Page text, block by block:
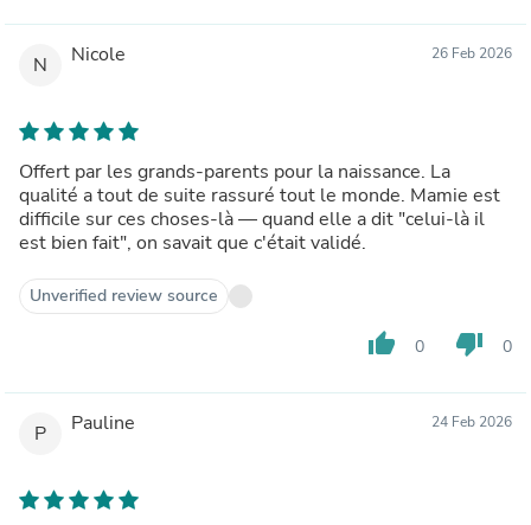
N Nicole 26 Feb 2026
Offert par les grands-parents pour la naissance. La
qualité a tout de suite rassuré tout le monde. Mamie est
difficile sur ces choses-là — quand elle a dit "celui-là il
est bien fait", on savait que c'était validé.
Unverified review source
thumb_up 0 thumb_down 0
P Pauline 24 Feb 2026